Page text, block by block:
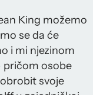
King možemo
se da će
i mi njezinom
pričom osobe
svoje